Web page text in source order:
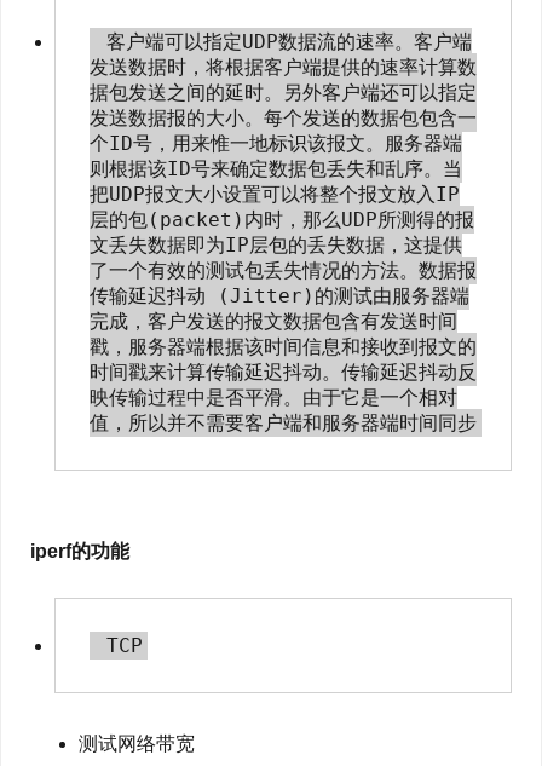
发送数据时，将根据客户端提供的速率计算数
据包发送之间的延时。另外客户端还可以指定
发送数据报的大小。每个发送的数据包包含一
个ID号，用来惟一地标识该报文。服务器端
则根据该ID号来确定数据包丢失和乱序。当
把UDP报文大小设置可以将整个报文放入IP
层的包(packet)内时，那么UDP所测得的报
文丢失数据即为IP层包的丢失数据，这提供
了一个有效的测试包丢失情况的方法。数据报
传输延迟抖动 (Jitter)的测试由服务器端
完成，客户发送的报文数据包含有发送时间
戳，服务器端根据该时间信息和接收到报文的
时间戳来计算传输延迟抖动。传输延迟抖动反
映传输过程中是否平滑。由于它是一个相对
iperf的功能
测试网络带宽